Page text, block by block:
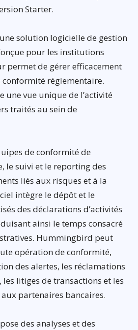
Starter.
solution logicielle de gestion
pour les institutions
permet de gérer efficacement
conformité réglementaire.
vue unique de l’activité
traités au sein de
de conformité de
le suivi et le reporting des
liés aux risques et à la
intègre le dépôt et le
des déclarations d’activités
ainsi le temps consacré
Hummingbird peut
opération de conformité,
des alertes, les réclamations
litiges de transactions et les
partenaires bancaires.
des analyses et des